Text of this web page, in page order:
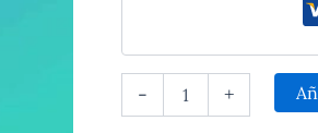
- +